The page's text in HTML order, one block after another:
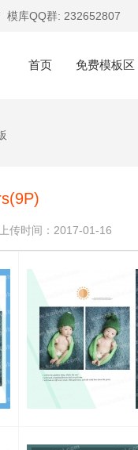
模库QQ群: 232652807
首页 免费模板区
上传时间：2017-01-16